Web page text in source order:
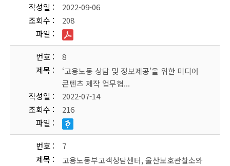
작성일
2022-09-06
조회수
208
파일
번호
8
제목
‘고용노동 상담 및 정보제공’을 위한 미디어
콘텐츠 제작 업무협...
작성일
2022-07-14
조회수
216
파일
번호
7
제목
고용노동부고객상담센터, 울산보호관찰소와